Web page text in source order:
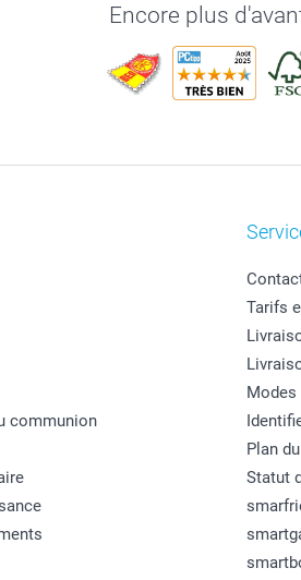
Encore plus
communion
Tarifs
Modes
Plan
Statut